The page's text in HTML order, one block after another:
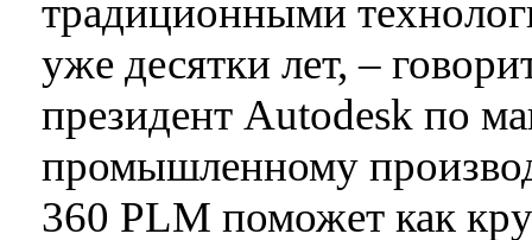
традиционными
уже десятки лет, –
президент Autodesk по
промышленному
360 PLM поможет как